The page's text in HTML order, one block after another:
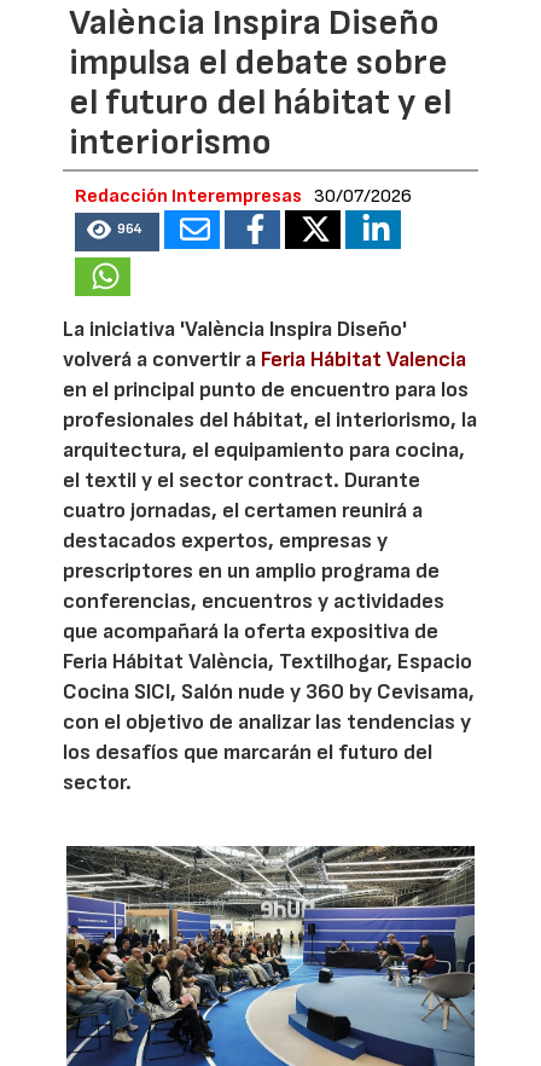
València Inspira Diseño
impulsa el debate sobre
el futuro del hábitat y el
interiorismo
Redacción Interempresas 30/07/2026
964
La iniciativa 'València Inspira Diseño'
volverá a convertir a Feria Hábitat Valencia
en el principal punto de encuentro para los
profesionales del hábitat, el interiorismo, la
arquitectura, el equipamiento para cocina,
el textil y el sector contract. Durante
cuatro jornadas, el certamen reunirá a
destacados expertos, empresas y
prescriptores en un amplio programa de
conferencias, encuentros y actividades
que acompañará la oferta expositiva de
Feria Hábitat València, Textilhogar, Espacio
Cocina SICI, Salón nude y 360 by Cevisama,
con el objetivo de analizar las tendencias y
los desafíos que marcarán el futuro del
sector.